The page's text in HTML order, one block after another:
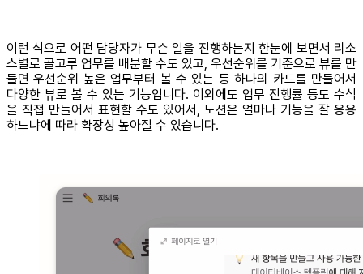
이런 식으로 어떤 담당자가 무슨 일을 진행하는지 한눈에 보면서 리소
스별로 골고루 업무를 배분할 수도 있고, 우선순위를 기준으로 뷰를 만
들면 우선순위 높은 업무부터 볼 수 있는 등 하나의 카드를 만들어서
다양한 뷰로 볼 수 있는 기능입니다. 이외에도 업무 진행률 등도 수식
을 직접 만들어서 표현할 수도 있어서, 노션은 얼마나 기능을 잘 응용
하느냐에 따라 확장성 높아질 수 있습니다.